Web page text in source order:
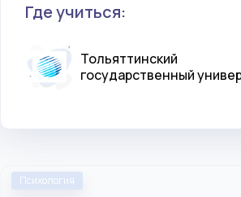
Где учиться:
Тольяттинский
государственный
Психология